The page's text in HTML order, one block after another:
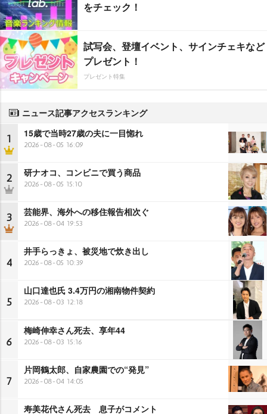
をチェック！
試写会、登壇イベント、サインチェキなど
プレゼント！
プレゼント特集
ニュース記事アクセスランキング
1 15歳で当時27歳の夫に一目惚れ
2026-08-05 16:09
2 研ナオコ、コンビニで買う商品
2026-08-05 15:10
3 芸能界、海外への移住報告相次ぐ
2026-08-04 19:53
4
井手らっきょ、被災地で炊き出し
2026-08-05 10:39
5
山口達也氏 3.4万円の湘南物件契約
2026-08-03 12:18
6
梅崎伸幸さん死去、享年44
2026-08-03 15:16
7
片岡鶴太郎、自家農園での“発見”
2026-08-04 14:05
寿美花代さん死去 息子がコメント